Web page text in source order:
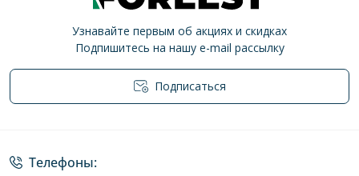
Узнавайте первым об акциях и скидках
Подпишитесь на нашу e-mail рассылку
Подписаться
Политика конфиденциальности
Телефоны: